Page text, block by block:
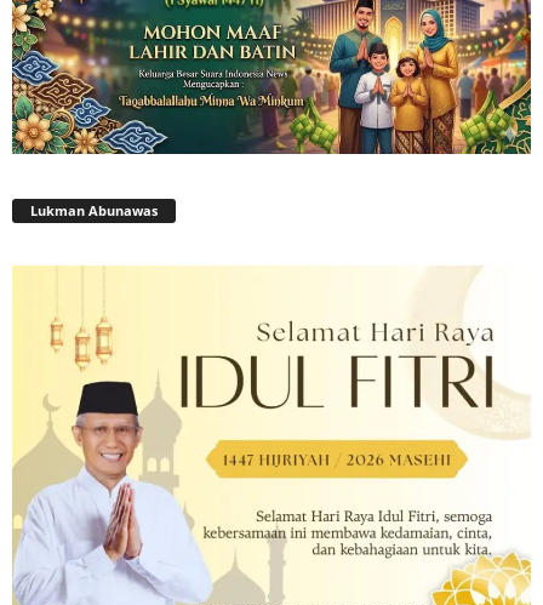
Lukman Abunawas